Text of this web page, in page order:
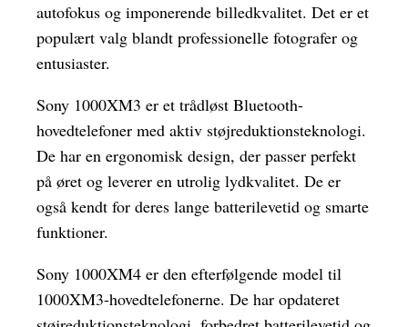
autofokus og imponerende billedkvalitet. Det er et
populært valg blandt professionelle fotografer og
entusiaster.
Sony 1000XM3 er et trådløst Bluetooth-
hovedtelefoner med aktiv støjreduktionsteknologi.
De har en ergonomisk design, der passer perfekt
på øret og leverer en utrolig lydkvalitet. De er
også kendt for deres lange batterilevetid og smarte
funktioner.
Sony 1000XM4 er den efterfølgende model til
1000XM3-hovedtelefonerne. De har opdateret